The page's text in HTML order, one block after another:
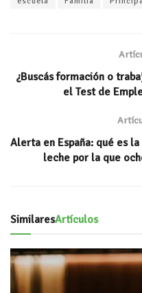
s
p
oo er
l
¿Buscás formación o
el Test de
Alerta en España: qué es
leche por la que
SimilaresArtículos